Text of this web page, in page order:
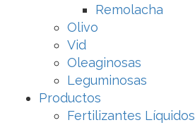
Remolacha
Olivo
Vid
Oleaginosas
Leguminosas
Productos
Fertilizantes Líquidos